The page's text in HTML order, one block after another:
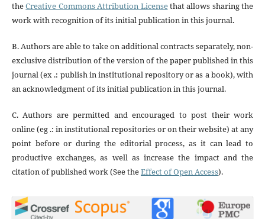
theCreative Commons Attribution Licensethat allows sharing the
work with recognition of its initial publication in this journal.
B. Authors are able to take on additional contracts separately, non-
exclusive distribution of the version of the paper published in this
journal (ex .: publish in institutional repository or as a book), with
an acknowledgment of its initial publication in this journal.
C. Authors are permitted and encouraged to post their work
online (eg .: in institutional repositories or on their website) at any
point before or during the editorial process, as it can lead to
productive exchanges, as well as increase the impact and the
citation of published work (See theEffect of Open Access).